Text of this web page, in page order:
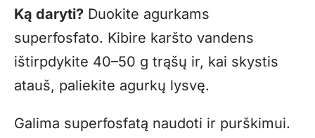
Ką daryti? Duokite agurkams
superfosfato. Kibire karšto vandens
ištirpdykite 40–50 g trąšų ir, kai skystis
atauš, paliekite agurkų lysvę.
Galima superfosfatą naudoti ir purškimui.